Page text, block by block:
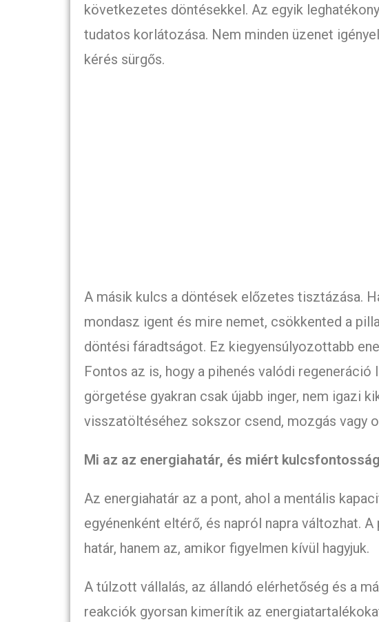
következetes döntésekkel. Az egyik
tudatos korlátozása. Nem minden üzenet
kérés sürgős.
A másik kulcs a döntések előzetes tisztázása.
mondasz igent és mire nemet, csökkented a
döntési fáradtságot. Ez kiegyensúlyozottabb
Fontos az is, hogy a pihenés valódi regeneráció
görgetése gyakran csak újabb inger, nem igazi
visszatöltéséhez sokszor csend, mozgás vagy
Mi az az energiahatár, és miért
Az energiahatár az a pont, ahol a mentális
egyénenként eltérő, és napról napra változhat.
határ, hanem az, amikor figyelmen kívül hagyjuk.
A túlzott vállalás, az állandó elérhetőség és a
reakciók gyorsan kimerítik az